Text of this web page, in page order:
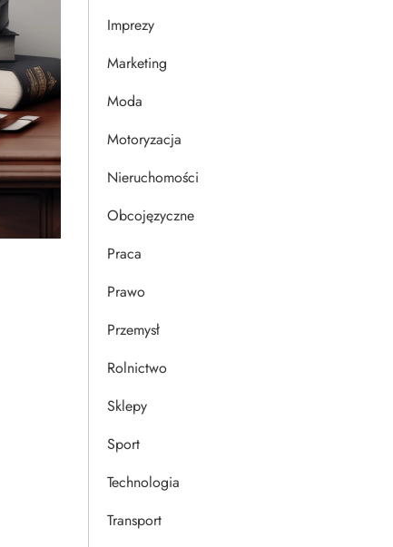
Imprezy
Marketing
Moda
Motoryzacja
Nieruchomości
Obcojęzyczne
Praca
Prawo
Przemysł
Rolnictwo
Sklepy
Sport
Technologia
Transport